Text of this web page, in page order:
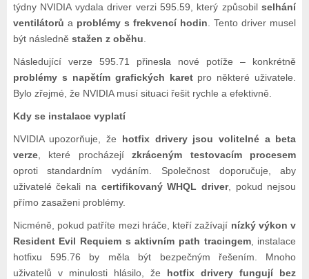
týdny NVIDIA vydala driver verzi 595.59, který způsobilselhání
ventilátorů a problémy s frekvencí hodin. Tento driver musel
být následně stažen z oběhu.
Následující verze 595.71 přinesla nové potíže – konkrétně
problémy s napětím grafických karetpro některé uživatele.
Bylo zřejmé, že NVIDIA musí situaci řešit rychle a efektivně.
Kdy se instalace vyplatí
NVIDIA upozorňuje, že hotfix drivery jsou volitelné a beta
verze, které procházejízkráceným testovacím procesem
oproti standardním vydáním. Společnost doporučuje, aby
uživatelé čekali na certifikovaný WHQL driver, pokud nejsou
přímo zasaženi problémy.
Nicméně, pokud patříte mezi hráče, kteří zažívají nízký výkon v
Resident Evil Requiem s aktivním path tracingem, instalace
hotfixu 595.76 by měla být bezpečným řešením. Mnoho
uživatelů v minulosti hlásilo, že hotfix drivery fungují bez